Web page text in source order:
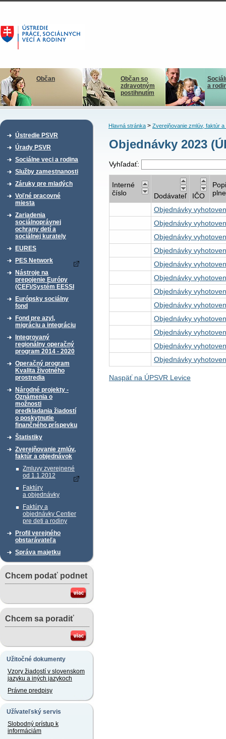
Občan
Občan so
zdravotným
postihnutím
a
Ústredie PSVR
Úrady PSVR
Sociálne veci a rodina
Služby zamestnanosti
Záruky pre mladých
Voľné pracovné
miesta
Zariadenia
sociálnoprávnej
ochrany detí a
sociálnej kurately
EURES
PES Network
Nástroje na
prepojenie Európy
(CEF)/Systém EESSI
Európsky sociálny
fond
Fond pre azyl,
migráciu a integráciu
Integrovaný
regionálny operačný
program 2014 - 2020
Operačný program
Kvalita životného
prostredia
Národné projekty -
Oznámenia o
možnosti
predkladania žiadostí
o poskytnutie
finančného príspevku
Štatistiky
Zverejňovanie zmlúv,
faktúr a objednávok
Zmluvy zverejnené
od 1.1.2012
Faktúry
a objednávky
Faktúry a
objednávky Centier
pre deti a rodiny
Profil verejného
obstarávateľa
Správa majetku
Chcem podať podnet
Chcem sa poradiť
Užitočné dokumenty
Vzory žiadostí v slovenskom
jazyku a iných jazykoch
Právne predpisy
Užívateľský servis
Slobodný prístup k
informáciám
Hlavná stránka> Zverejňovanie zmlúv, faktúr a
Objednávky 2023
Vyhľadať:
Interné
číslo
Dodávateľ IČO
Objednávky
Objednávky
Objednávky
Objednávky
Objednávky
Objednávky
Objednávky
Objednávky
Objednávky
Objednávky
Objednávky
Objednávky
Naspäť na ÚPSVR Levice